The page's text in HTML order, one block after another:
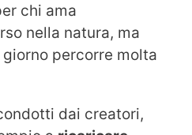
chi ama
nella natura, ma
percorre molta
dai creatori,